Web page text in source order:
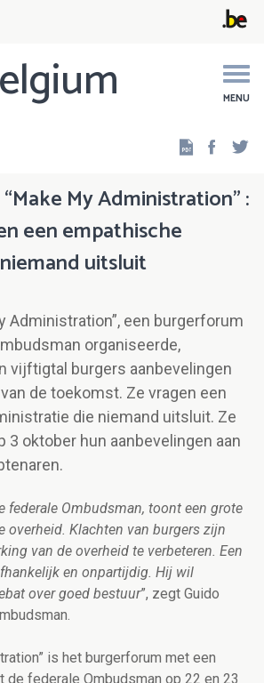
MENU
My Administration” :
een empathische
uitsluit
Administration”, een burgerforum
organiseerde,
vijftigtal burgers aanbevelingen
de toekomst. Ze vragen een
die niemand uitsluit. Ze
3 oktober hun aanbevelingen aan
federale Ombudsman, toont een grote
overheid. Klachten van burgers zijn
van de overheid te verbeteren. Een
en onpartijdig. Hij wil
over goed bestuur”, zegt Guido
is het burgerforum met een
federale Ombudsman op 22 en 23